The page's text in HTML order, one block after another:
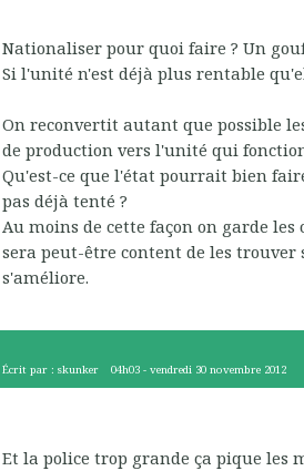
Nationaliser pour quoi faire ? Un
Si l'unité n'est déjà plus rentable
On reconvertit autant que possible
de production vers l'unité qui
Qu'est-ce que l'état pourrait bien
pas déjà tenté ?
Au moins de cette façon on garde
sera peut-être content de les trouver
s'améliore.
Écrit par : skunker 04h03 -vendredi 30 novembre 2012
Et la police trop grande ça pique les